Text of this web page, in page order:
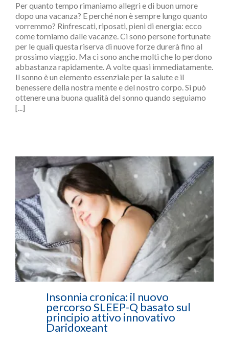
Per quanto tempo rimaniamo allegri e di buon umore
dopo una vacanza? E perché non è sempre lungo quanto
vorremmo? Rinfrescati, riposati, pieni di energia: ecco
come torniamo dalle vacanze. Ci sono persone fortunate
per le quali questa riserva di nuove forze durerà fino al
prossimo viaggio. Ma ci sono anche molti che lo perdono
abbastanza rapidamente. A volte quasi immediatamente.
Il sonno è un elemento essenziale per la salute e il
benessere della nostra mente e del nostro corpo. Si può
ottenere una buona qualità del sonno quando seguiamo
[...]
Insonnia cronica: il nuovo
percorso SLEEP-Q basato sul
principio attivo innovativo
Daridoxeant